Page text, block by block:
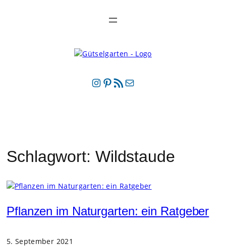
Instagram
Pinterest
RSS-Feed
E-Mail
Schlagwort: Wildstaude
Pflanzen im Naturgarten: ein Ratgeber
5. September 2021